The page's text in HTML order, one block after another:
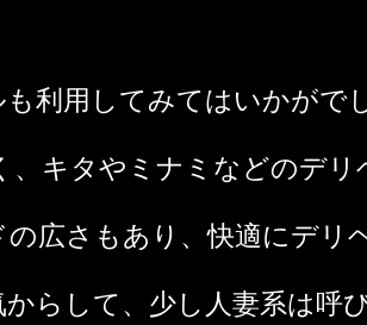
利用してみてはいかがで
キタやミナミなどのデリ
広さもあり、快適にデリ
らして、少し人妻系は呼